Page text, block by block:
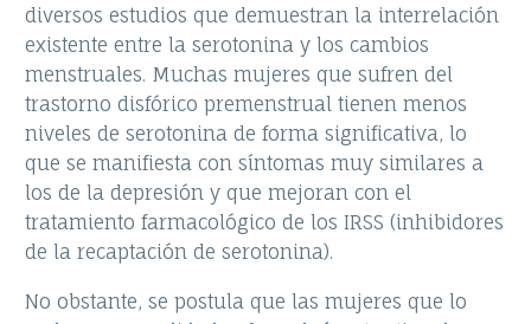
diversos estudios que demuestran la interrelación
existente entre la serotonina y los cambios
menstruales. Muchas mujeres que sufren del
trastorno disfórico premenstrual tienen menos
niveles de serotonina de forma significativa, lo
que se manifiesta con síntomas muy similares a
los de la depresión y que mejoran con el
tratamiento farmacológico de los IRSS (inhibidores
de la recaptación de serotonina).
No obstante, se postula que las mujeres que lo